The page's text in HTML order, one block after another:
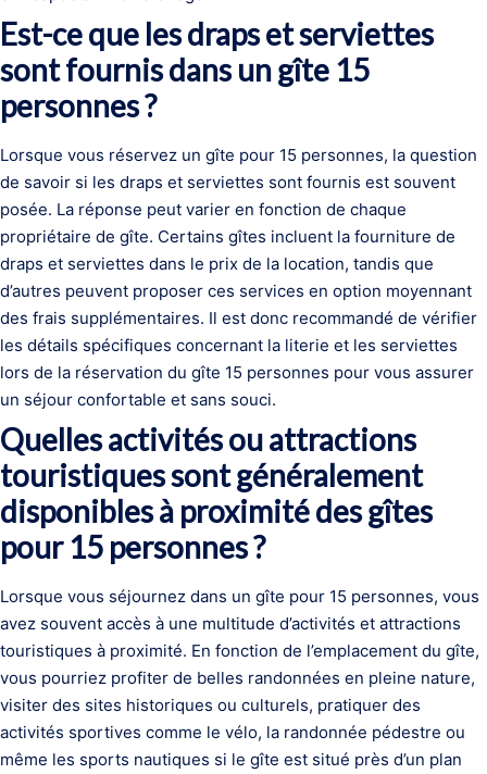
Est-ce que les draps et serviettes
sont fournis dans un gîte 15
personnes ?
Lorsque vous réservez un gîte pour 15 personnes, la question
de savoir si les draps et serviettes sont fournis est souvent
posée. La réponse peut varier en fonction de chaque
propriétaire de gîte. Certains gîtes incluent la fourniture de
draps et serviettes dans le prix de la location, tandis que
d’autres peuvent proposer ces services en option moyennant
des frais supplémentaires. Il est donc recommandé de vérifier
les détails spécifiques concernant la literie et les serviettes
lors de la réservation du gîte 15 personnes pour vous assurer
un séjour confortable et sans souci.
Quelles activités ou attractions
touristiques sont généralement
disponibles à proximité des gîtes
pour 15 personnes ?
Lorsque vous séjournez dans un gîte pour 15 personnes, vous
avez souvent accès à une multitude d’activités et attractions
touristiques à proximité. En fonction de l’emplacement du gîte,
vous pourriez profiter de belles randonnées en pleine nature,
visiter des sites historiques ou culturels, pratiquer des
activités sportives comme le vélo, la randonnée pédestre ou
même les sports nautiques si le gîte est situé près d’un plan